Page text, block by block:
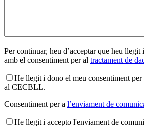
Per continuar, heu d’acceptar que heu llegit
amb el consentiment per al tractament de
He llegit i dono el meu consentiment per
al CECBLL.
Consentiment per a l’enviament de
He llegit i accepto l'enviament de